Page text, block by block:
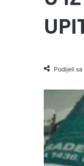
Podijeli